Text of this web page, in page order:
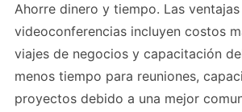
Ahorre dinero y tiempo. Las
videoconferencias incluyen costos
viajes de negocios y capacitación
menos tiempo para reuniones,
proyectos debido a una mejor